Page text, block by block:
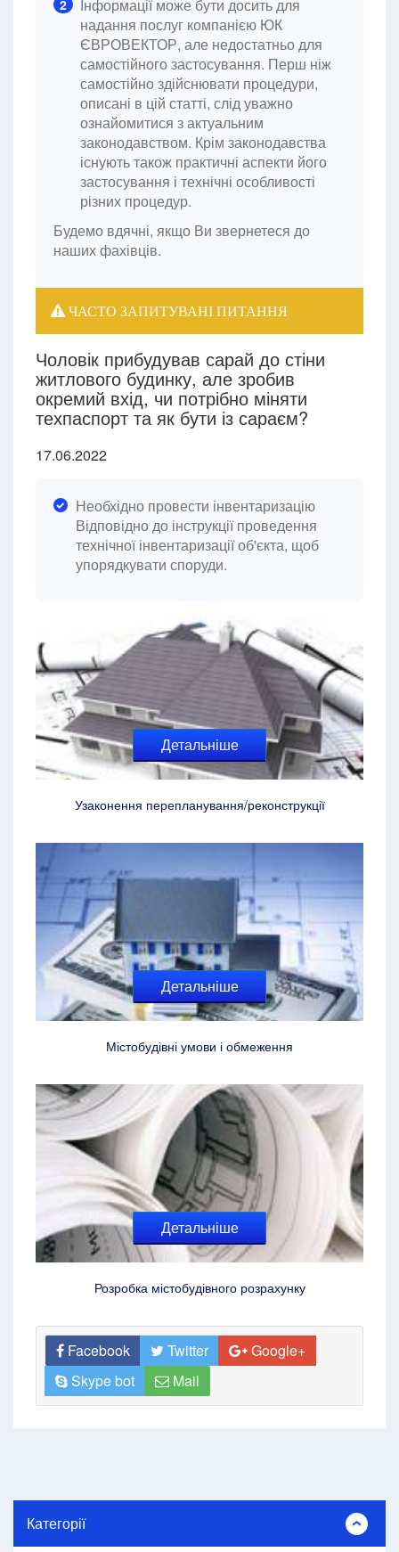
2
Інформації може бути досить для
надання послуг компанією ЮК
ЄВРОВЕКТОР, але недостатньо для
самостійного застосування. Перш ніж
самостійно здійснювати процедури,
описані в цій статті, слід уважно
ознайомитися з актуальним
законодавством. Крім законодавства
існують також практичні аспекти його
застосування і технічні особливості
різних процедур.
Будемо вдячні, якщо Ви звернетеся до
наших фахівців.
ЧАСТО ЗАПИТУВАНІ ПИТАННЯ
Чоловік прибудував сарай до стіни
житлового будинку, але зробив
окремий вхід, чи потрібно міняти
техпаспорт та як бути із сараєм?
17.06.2022
Необхідно провести інвентаризацію
Відповідно до інструкції проведення
технічної інвентаризації об'єкта, щоб
упорядкувати споруди.
Детальніше
Узаконення перепланування/реконструкції
Детальніше
Містобудівні умови і обмеження
Детальніше
Розробка містобудівного розрахунку
Facebook Twitter
Google+
Skype bot
Mail
Категорії